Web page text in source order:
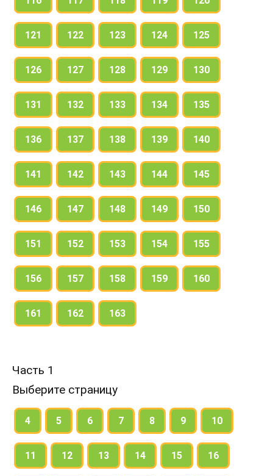
121 122 123 124 125
126 127 128 129 130
131 132 133 134 135
136 137 138 139 140
141 142 143 144 145
146 147 148 149 150
151 152 153 154 155
156 157 158 159 160
161 162 163
Часть 1
Выберите страницу
4 5 6 7 8 9 10
11 12 13 14 15 16